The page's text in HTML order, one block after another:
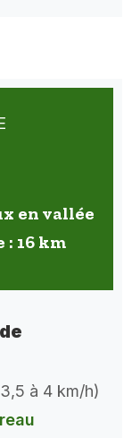
en vallée
: 16 km
à 4 km/h)